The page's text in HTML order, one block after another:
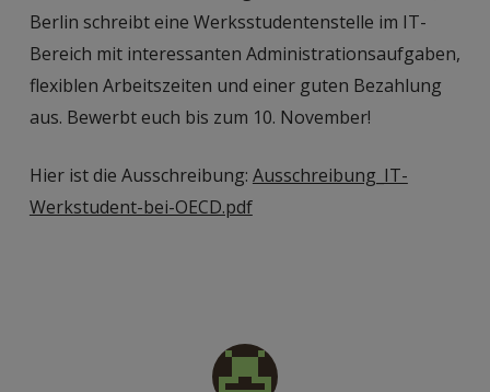
Berlin schreibt eine Werksstudentenstelle im IT-
Bereich mit interessanten Administrationsaufgaben,
flexiblen Arbeitszeiten und einer guten Bezahlung
aus. Bewerbt euch bis zum 10. November!
Hier ist die Ausschreibung: Ausschreibung_IT-
Werkstudent-bei-OECD.pdf